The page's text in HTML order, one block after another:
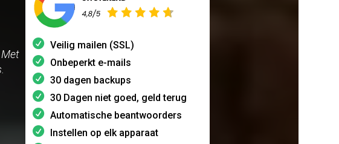
Veilig mailen (SSL)
Onbeperkt e-mails
30 dagen backups
30 Dagen niet goed, geld terug
Automatische beantwoorders
Instellen op elk apparaat